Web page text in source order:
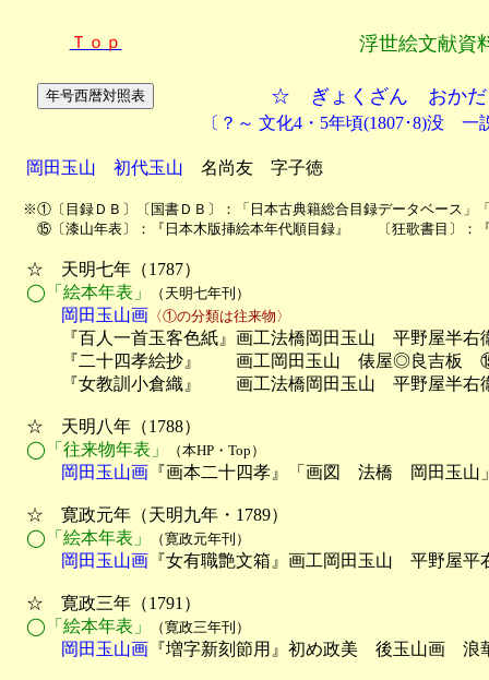
Ｔｏｐ 浮世絵文献資
☆ ぎょくざん おか
〔？～ 文化4・5年頃(1807･8)没 一
岡田玉山　初代玉山 名尚友　字子徳
※①〔目録ＤＢ〕〔国書ＤＢ〕：「日本古典籍総合目録データベース」
⑮〔漆山年表〕：『日本木版挿絵本年代順目録』　　〔狂歌書目〕：
☆　天明七年（1787）
◯「絵本年表」
（天明七年刊）
岡田玉山画 〈①の分類は往来物〉
『百人一首玉客色紙』画工法橋岡田玉山　平野屋半右
『二十四孝絵抄』　　画工岡田玉山　俵屋◎良吉板
『女教訓小倉織』　　画工法橋岡田玉山　平野屋半右
☆　天明八年（1788）
◯「往来物年表」
（本HP・Top）
岡田玉山画 『画本二十四孝』「画図　法橋　岡田玉
☆　寛政元年（天明九年・1789）
◯「絵本年表」
（寛政元年刊）
岡田玉山画 『女有職艶文箱』画工岡田玉山　平野屋
☆　寛政三年（1791）
◯「絵本年表」
（寛政三年刊）
岡田玉山画 『増字新刻節用』初め政美　後玉山画　